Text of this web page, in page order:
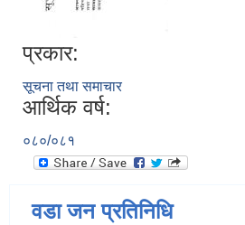
प्रकार:
सूचना तथा समाचार
आर्थिक वर्ष:
०८०/०८१
वडा जन प्रतिनिधि